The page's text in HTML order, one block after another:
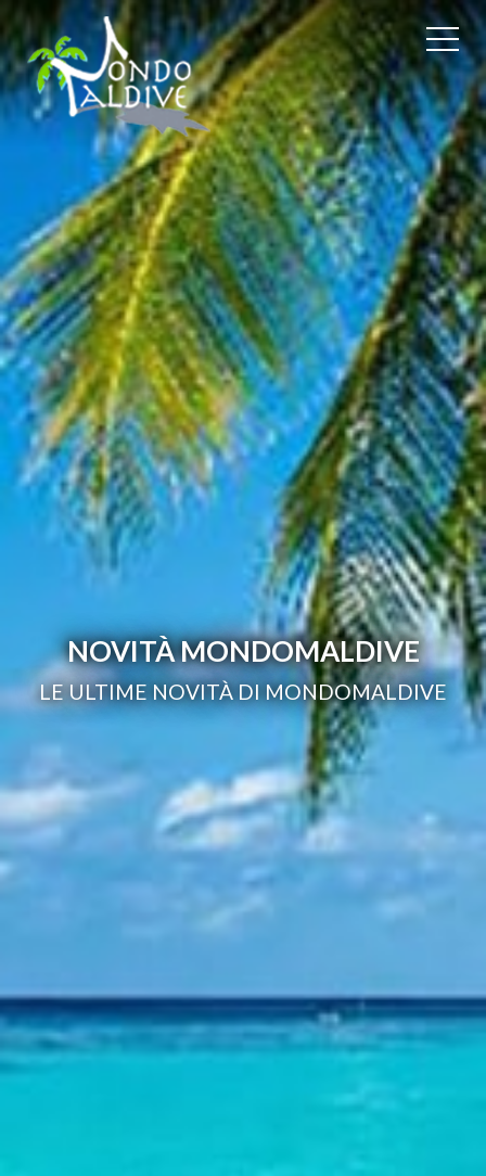
NOVITÀ MONDOMALDIVE
LE ULTIME NOVITÀ DI MONDOMALDIVE